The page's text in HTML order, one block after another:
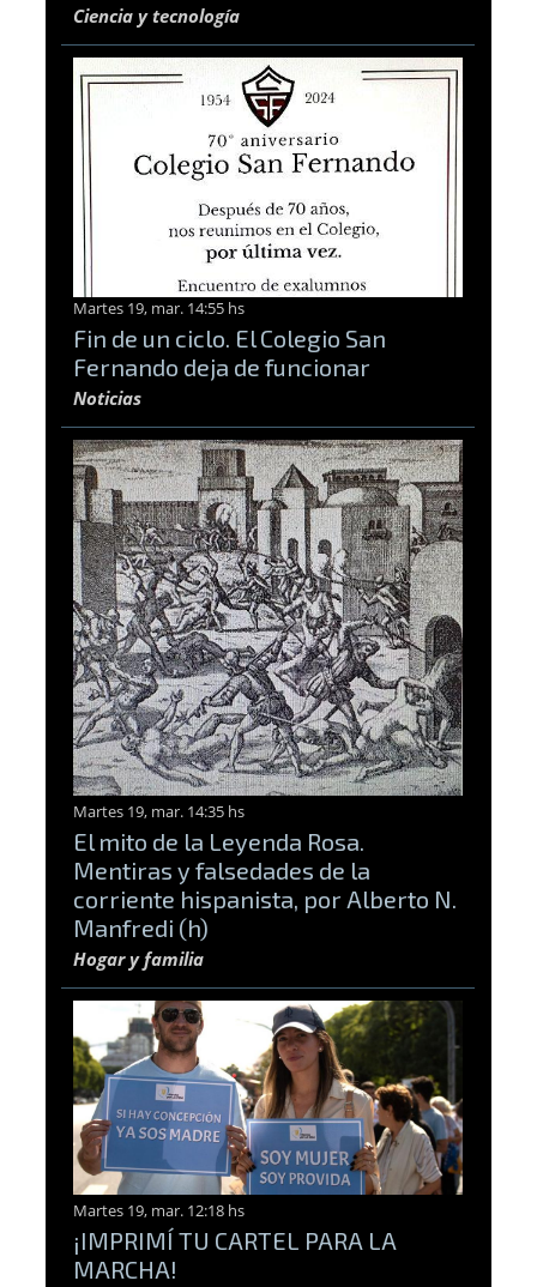
Ciencia y tecnología
Martes 19, mar. 14:55 hs
Fin de un ciclo. El Colegio San
Fernando deja de funcionar
Noticias
Martes 19, mar. 14:35 hs
El mito de la Leyenda Rosa.
Mentiras y falsedades de la
corriente hispanista, por Alberto N.
Manfredi (h)
Hogar y familia
Martes 19, mar. 12:18 hs
¡IMPRIMÍ TU CARTEL PARA LA
MARCHA!